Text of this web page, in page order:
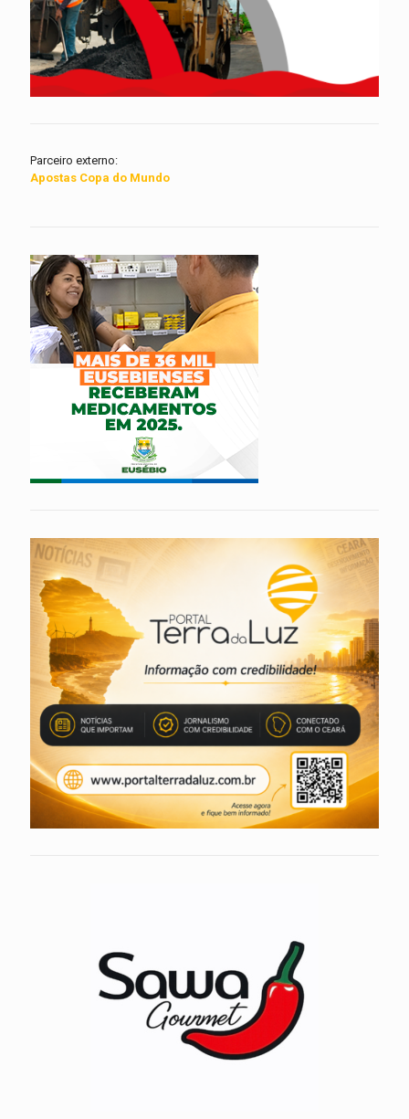
Parceiro externo:
Apostas Copa do Mundo